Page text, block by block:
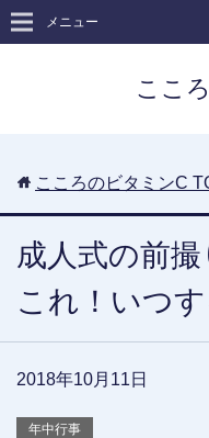
ここ
メニュー
こころのビタミンC
成人式の前
これ！いつ
2018年10月11日
年中行事